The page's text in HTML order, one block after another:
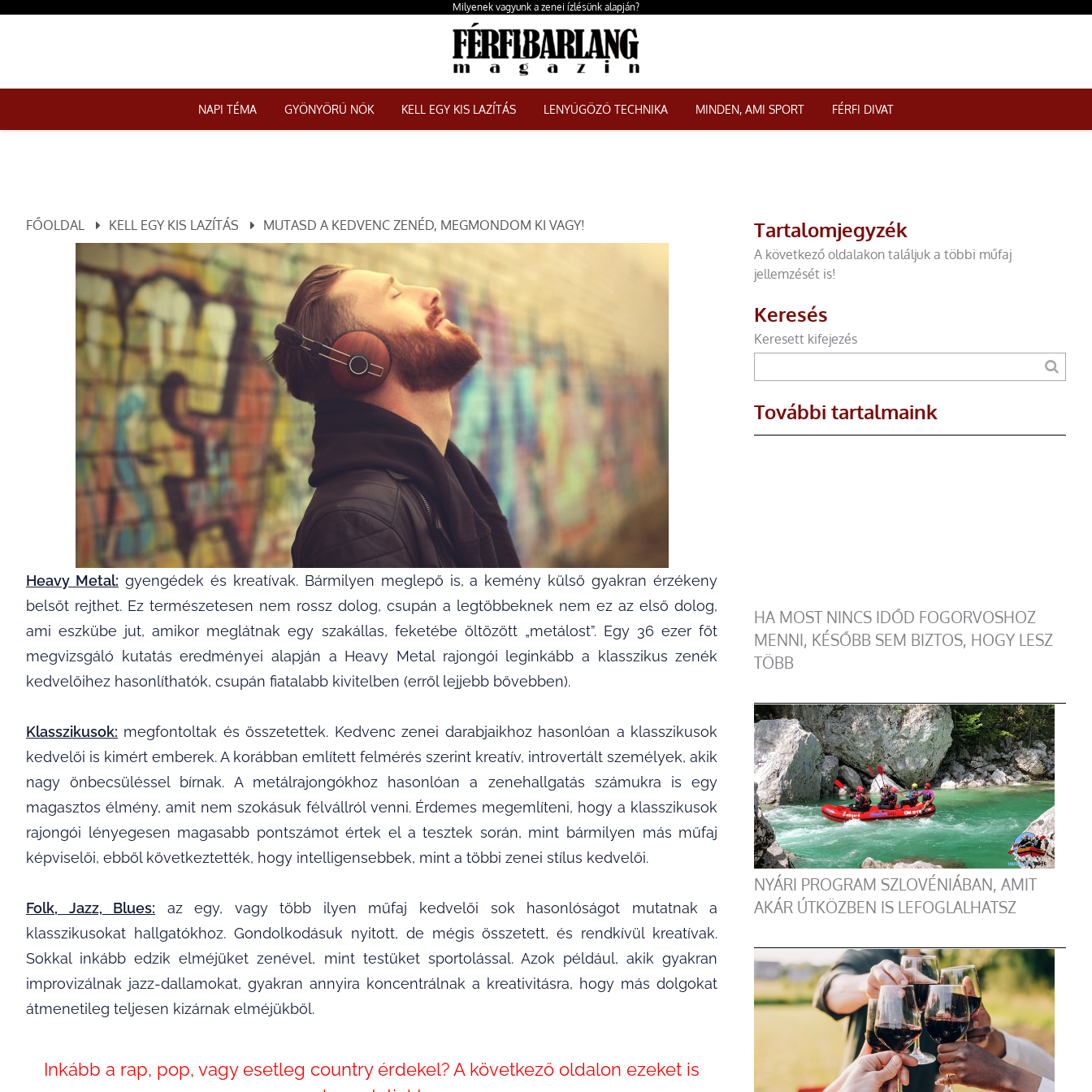
Milyenek vagyunk a zenei ízlésünk alapján?
NAPI TÉMA GYÖNYÖRŰ NŐK KELL EGY KIS LAZÍTÁS LENYŰGÖZŐ TECHNIKA MINDEN, AMI SPORT FÉRFI DIVAT
FŐOLDAL KELL EGY KIS LAZÍTÁS MUTASD A KEDVENC ZENÉD, MEGMONDOM KI VAGY!
Heavy Metal: gyengédek és kreatívak. Bármilyen meglepő is, a kemény külső gyakran érzékeny
belsőt rejthet. Ez természetesen nem rossz dolog, csupán a legtöbbeknek nem ez az első dolog,
ami eszkübe jut, amikor meglátnak egy szakállas, feketébe öltözött „metálost”. Egy 36 ezer főt
megvizsgáló kutatás eredményei alapján a Heavy Metal rajongói leginkább a klasszikus zenék
kedvelőihez hasonlíthatók, csupán fiatalabb kivitelben (erről lejjebb bővebben).
Klasszikusok: megfontoltak és összetettek. Kedvenc zenei darabjaikhoz hasonlóan a klasszikusok
kedvelői is kimért emberek. A korábban említett felmérés szerint kreatív, introvertált személyek, akik
nagy önbecsüléssel bírnak. A metálrajongókhoz hasonlóan a zenehallgatás számukra is egy
magasztos élmény, amit nem szokásuk félvállról venni. Érdemes megemlíteni, hogy a klasszikusok
rajongói lényegesen magasabb pontszámot értek el a tesztek során, mint bármilyen más műfaj
képviselői, ebből következtették, hogy intelligensebbek, mint a többi zenei stílus kedvelői.
Folk, Jazz, Blues: az egy, vagy több ilyen műfaj kedvelői sok hasonlóságot mutatnak a
klasszikusokat hallgatókhoz. Gondolkodásuk nyitott, de mégis összetett, és rendkívül kreatívak.
Sokkal inkább edzik elméjüket zenével, mint testüket sportolással. Azok például, akik gyakran
improvizálnak jazz-dallamokat, gyakran annyira koncentrálnak a kreativitásra, hogy más dolgokat
átmenetileg teljesen kizárnak elméjükből.
Inkább a rap, pop, vagy esetleg country érdekel? A következő oldalon ezeket is
Tartalomjegyzék
A következő oldalakon találjuk a többi műfaj
jellemzését is!
Keresés
Keresett kifejezés
További tartalmaink
HA MOST NINCS IDŐD FOGORVOSHOZ
MENNI, KÉSŐBB SEM BIZTOS, HOGY LESZ
TÖBB
NYÁRI PROGRAM SZLOVÉNIÁBAN, AMIT
AKÁR ÚTKÖZBEN IS LEFOGLALHATSZ